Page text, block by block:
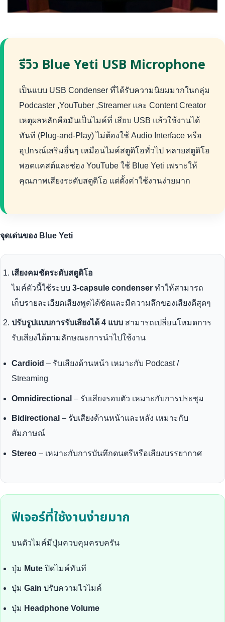
รีวิว Blue Yeti USB Microphone
เป็นแบบ USB Condenser ที่ได้รับความนิยมมากในกลุ่ม
Podcaster ,YouTuber ,Streamer และ Content Creator
เหตุผลหลักคือมันเป็นไมค์ที่ เสียบ USB แล้วใช้งานได้
ทันที (Plug-and-Play) ไม่ต้องใช้ Audio Interface หรือ
อุปกรณ์เสริมอื่นๆ เหมือนไมค์สตูดิโอทั่วไป หลายสตูดิโอ
พอดแคสต์และช่อง YouTube ใช้ Blue Yeti เพราะให้
คุณภาพเสียงระดับสตูดิโอ แต่ตั้งค่าใช้งานง่ายมาก
จุดเด่นของ Blue Yeti
เสียงคมชัดระดับสตูดิโอ
ไมค์ตัวนี้ใช้ระบบ 3-capsule condenser ทำให้สามารถ
เก็บรายละเอียดเสียงพูดได้ชัดและมีความลึกของเสียงดีสุดๆ
ปรับรูปแบบการรับเสียงได้ 4 แบบ สามารถเปลี่ยนโหมดการ
รับเสียงได้ตามลักษณะการนำไปใช้งาน
Cardioid – รับเสียงด้านหน้า เหมาะกับ Podcast /
Streaming
Omnidirectional – รับเสียงรอบตัว เหมาะกับการประชุม
Bidirectional – รับเสียงด้านหน้าและหลัง เหมาะกับ
สัมภาษณ์
Stereo – เหมาะกับการบันทึกดนตรีหรือเสียงบรรยากาศ
ฟีเจอร์ที่ใช้งานง่ายมาก
บนตัวไมค์มีปุ่มควบคุมครบครัน
ปุ่ม Mute ปิดไมค์ทันที
ปุ่ม Gain ปรับความไวไมค์
ปุ่ม Headphone Volume